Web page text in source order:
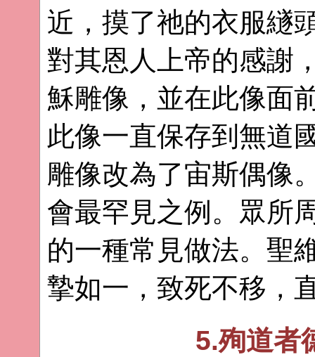
近，摸了祂的衣服繸
對其恩人上帝的感謝
穌雕像，並在此像面
此像一直保存到無道
雕像改為了宙斯偶像
會最罕見之例。眾所
的一種常見做法。聖
摯如一，致死不移，
5.殉道者